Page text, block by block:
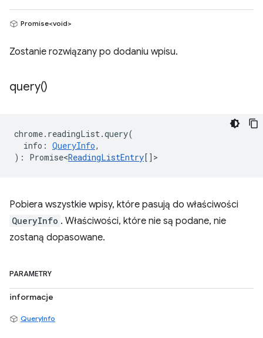
Promise<void>
Zostanie rozwiązany po dodaniu wpisu.
query()
chrome. readingList .query(
info : QueryInfo,
) : Promise<ReadingListEntry[] >
Pobiera wszystkie wpisy, które pasują do właściwości
QueryInfo . Właściwości, które nie są podane, nie
zostaną dopasowane.
PARAMETRY
informacje
QueryInfo